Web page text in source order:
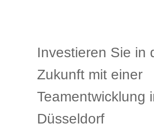
Investieren Sie in
Zukunft mit einer
Teamentwicklung
Düsseldorf